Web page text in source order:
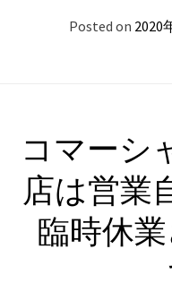
Posted on 2020
コマーシ
店は営業
臨時休